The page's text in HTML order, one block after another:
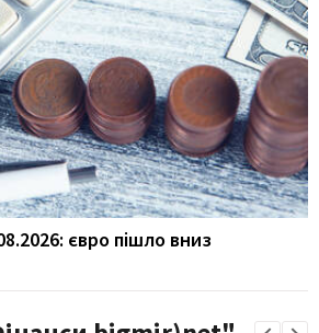
євро пішло вниз